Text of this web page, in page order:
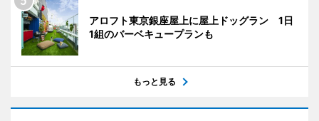
アロフト東京銀座屋上に屋上ドッグラン 1日
1組のバーベキュープランも
もっと見る